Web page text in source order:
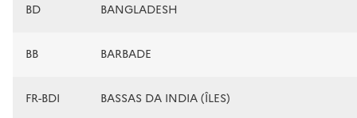
BD BANGLADESH
BB BARBADE
FR-BDI BASSAS DA INDIA (ÎLES)